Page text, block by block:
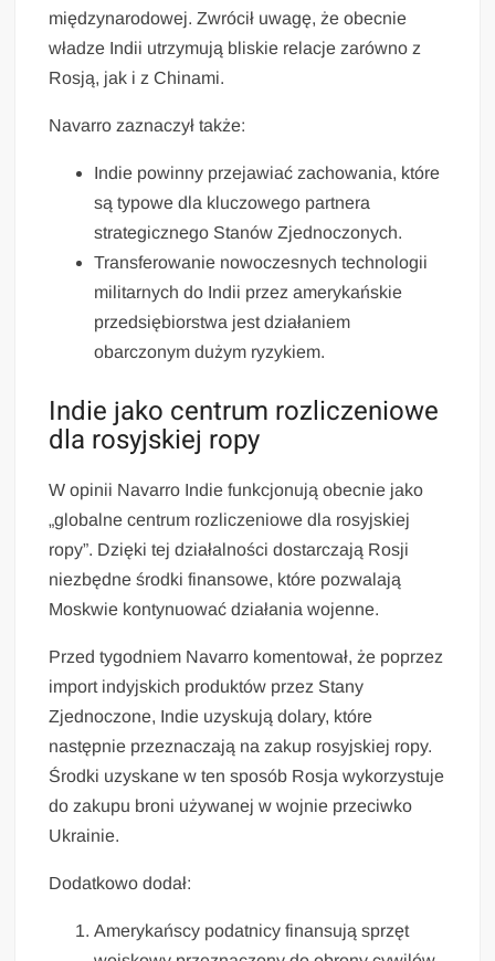
międzynarodowej. Zwrócił uwagę, że obecnie
władze Indii utrzymują bliskie relacje zarówno z
Rosją, jak i z Chinami.
Navarro zaznaczył także:
Indie powinny przejawiać zachowania, które
są typowe dla kluczowego partnera
strategicznego Stanów Zjednoczonych.
Transferowanie nowoczesnych technologii
militarnych do Indii przez amerykańskie
przedsiębiorstwa jest działaniem
obarczonym dużym ryzykiem.
Indie jako centrum rozliczeniowe
dla rosyjskiej ropy
W opinii Navarro Indie funkcjonują obecnie jako
„globalne centrum rozliczeniowe dla rosyjskiej
ropy”. Dzięki tej działalności dostarczają Rosji
niezbędne środki finansowe, które pozwalają
Moskwie kontynuować działania wojenne.
Przed tygodniem Navarro komentował, że poprzez
import indyjskich produktów przez Stany
Zjednoczone, Indie uzyskują dolary, które
następnie przeznaczają na zakup rosyjskiej ropy.
Środki uzyskane w ten sposób Rosja wykorzystuje
do zakupu broni używanej w wojnie przeciwko
Ukrainie.
Dodatkowo dodał:
Amerykańscy podatnicy finansują sprzęt